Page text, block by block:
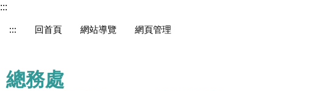
跳
內
容
:::
::: 回首頁 網站導覽 網頁管理
總務處